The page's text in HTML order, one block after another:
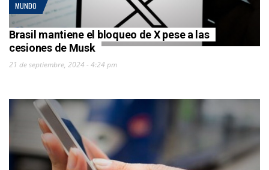
MUNDO
Brasil mantiene el bloqueo de X pese a las
cesiones de Musk
21 de septiembre, 2024 - 4:24 pm